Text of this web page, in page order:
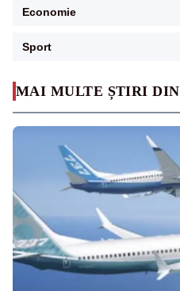
MAI MULTE ȘTIRI DIN
Economie
Sport